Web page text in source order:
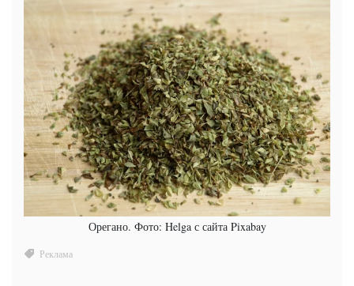
Орегано. Фото: Helga с сайта Pixabay